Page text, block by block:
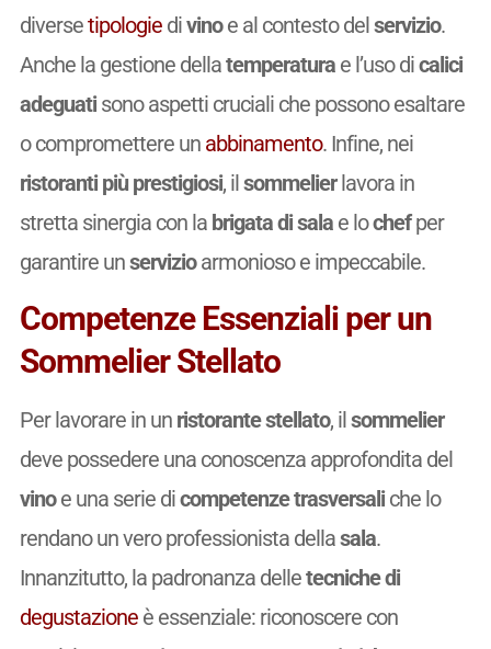
diversetipologiedivinoe al contesto delservizio.
Anche la gestione dellatemperaturae l’uso dicalici
adeguatisono aspetti cruciali che possono esaltare
o compromettere un abbinamento. Infine, nei
ristoranti più prestigiosi, ilsommelierlavora in
stretta sinergia con la brigata di salae lochefper
garantire unservizioarmonioso e impeccabile.
Competenze Essenziali per un
Sommelier Stellato
Per lavorare in un ristorante stellato, ilsommelier
deve possedere una conoscenza approfondita del
vinoe una serie dicompetenze trasversaliche lo
rendano un vero professionista dellasala.
Innanzitutto, la padronanza delletecniche di
degustazioneè essenziale: riconoscere con